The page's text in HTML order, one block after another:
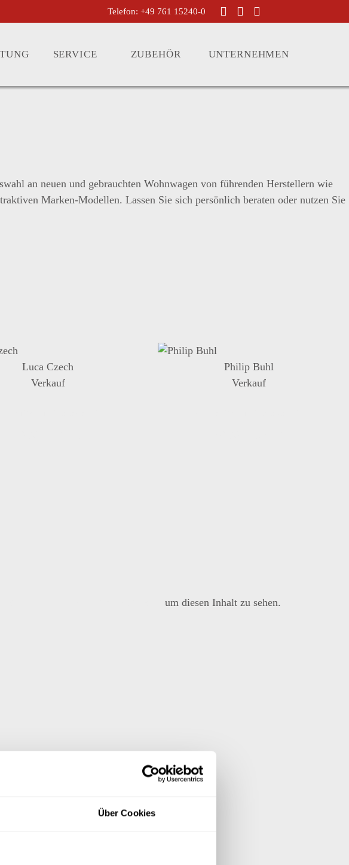
Über Cookies
Telefon: +49 761 15240-0
SERVICE ZUBEHÖR UNTERNEHMEN
an neuen und gebrauchten Wohnwagen von führenden Herstellern wie
Marken-Modellen. Lassen Sie sich persönlich beraten oder nutzen Sie
Luca Czech
Verkauf
Philip Buhl
Verkauf
um diesen Inhalt zu sehen.